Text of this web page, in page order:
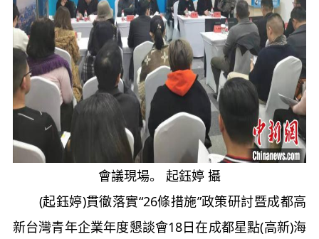
會議現場。 起鈺婷 攝
(起鈺婷)貫徹落實“26條措施”政策研討暨成都高
新台灣青年企業年度懇談會18日在成都星點(高新)海